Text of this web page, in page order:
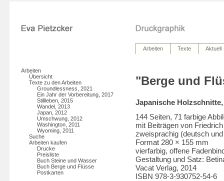
Arbeiten Texte Aktuell
Arbeiten
Übersicht
Texte zu den Arbeiten
Groundlessness, 2021
Ein Jahr der Vorbereitung, 2017
Stillleben, 2015
Wandel, 2013
Japan, 2012
Umschwung, 2012
Washington, 2011
Wyoming, 2011
Suche
Arbeiten kaufen
Drucke
Preisliste
Buch Steine und Wasser
Buch Berge und Flüsse
Postkarten
"Berge und
Japanische Holzschnitte,
144 Seiten, 71 farbige
mit Beiträgen von
zweisprachig (deutsch
Format 280 × 155 mm
vierfarbig, offene
Gestaltung und Satz:
Vacat Verlag, 2014
ISBN 978-3-930752-54-6